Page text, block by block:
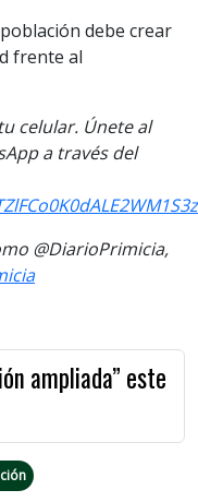
debe crear
frente al
celular. Únete al
a través del
@DiarioPrimicia,
ampliada” este